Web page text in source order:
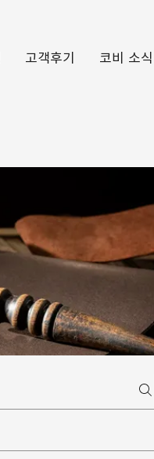
고객후기 코비 소식